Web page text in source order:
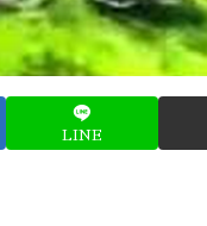
LINE